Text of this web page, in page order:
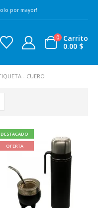
por mayor!
0
Carrito
0.00 $
- CUERO
DESTACADO
OFERTA